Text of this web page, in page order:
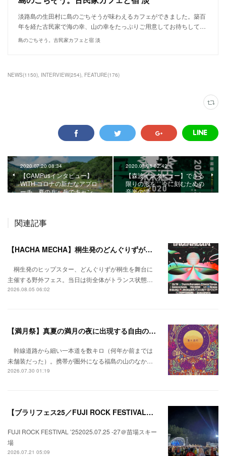
淡路島の生田村に島のごちそうが味わえるカフェができました。築百
年を経た古民家で海の幸、山の幸をたっぷりご用意してお待ちして…
島のごちそう。古民家カフェと宿 淡
NEWS(1150) INTERVIEW(254) FEATURE(176)
2020.07.20 08:34
【CAMPusインタビュー】
WITH コロナの新たなアプロ
ーチ。夏の八ヶ岳でキャン…
2020.07.08 02:42
【森波インタビュー】できる
限りの形を、今に刻むための
音楽の場。
関連記事
【HACHA MECHA】桐生発のどんぐりずが桐生をハチャメチャに彩る。
桐生発のヒップスター、どんぐりずが桐生を舞台に
主催する野外フェス。当日は街全体がトランス状態…
2026.08.05 06:02
【満月祭】真夏の満月の夜に出現する自由の桃源郷。
幹線道路から細い一本道を数キロ（何年か前までは
未舗装だった）。携帯が圏外になる福島の山のなか…
2026.07.30 01:19
【ブラリフェス25／FUJI ROCK FESTIVAL】日本の夏にはフジロックが欠かせない。
FUJI ROCK FESTIVAL ’252025.07.25 -27＠苗場スキー
場
2026.07.21 05:09